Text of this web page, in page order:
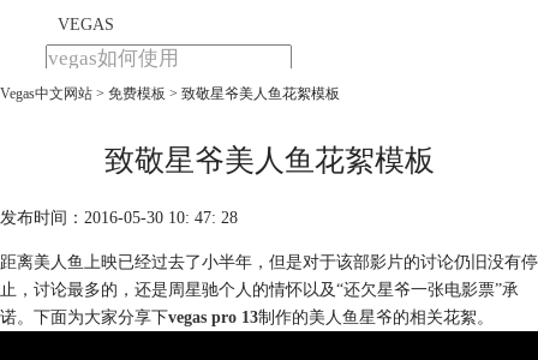
VEGAS
首页
购买
Vegas中文网站 > 免费模板 > 致敬星爷美人鱼花絮模板
致敬星爷美人鱼花絮模板
发布时间：2016-05-30 10: 47: 28
距离美人鱼上映已经过去了小半年，但是对于该部影片的讨论仍旧没有停
止，讨论最多的，还是周星驰个人的情怀以及“还欠星爷一张电影票”承
诺。下面为大家分享下vegas pro 13制作的美人鱼星爷的相关花絮。